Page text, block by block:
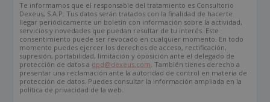
Te informamos que el responsable del tratamiento es Consultorio
Dexeus, S.A.P. Tus datos serán tratados con la finalidad de hacerte
llegar periódicamente un boletín con información sobre la actividad,
servicios y novedades que puedan resultar de tu interés. Este
consentimiento puede ser revocado en cualquier momento. En todo
momento puedes ejercer los derechos de acceso, rectificación,
supresión, portabilidad, limitación y oposición ante el delegado de
protección de datos a dpd@dexeus.com. También tienes derecho a
presentar una reclamación ante la autoridad de control en materia de
protección de datos. Puedes consultar la información ampliada en la
política de privacidad de la web.